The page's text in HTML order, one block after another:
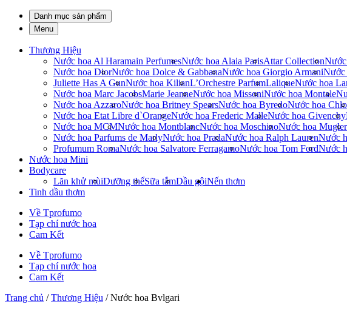
Danh mục sản phẩm
Menu
Thương Hiệu
Nước hoa Al Haramain PerfumesNước hoa Alaia ParisAttar Collection
Nước hoa DiorNước hoa Dolce & GabbanaNước hoa Giorgio ArmaniNước
Juliette Has A GunNước hoa KilianL’Orchestre ParfumLaliqueNước hoa
Nước hoa Marc JacobsMarie JeanneNước hoa MissoniNước hoa Montale
Nước hoa AzzaroNước hoa Britney SpearsNước hoa ByredoNước hoa
Nước hoa Etat Libre d`OrangeNước hoa Frederic MalleNước hoa Givenchy
Nước hoa MCMNước hoa MontblancNước hoa MoschinoNước hoa Mugler
Nước hoa Parfums de MarlyNước hoa PradaNước hoa Ralph LaurenNước
Profumum RomaNước hoa Salvatore FerragamoNước hoa Tom FordNước
Nước hoa Mini
Bodycare
Lăn khử mùiDưỡng thểSữa tắmDầu gộiNến thơm
Tinh dầu thơm
Về Tprofumo
Tạp chí nước hoa
Cam Kết
Về Tprofumo
Tạp chí nước hoa
Cam Kết
Trang chủ /Thương Hiệu / Nước hoa Bvlgari